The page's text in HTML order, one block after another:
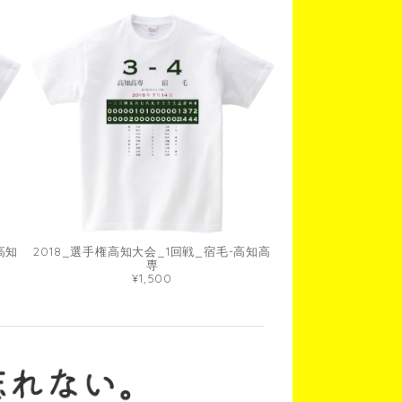
知
2018_選手権高知大会_1回戦_宿毛-高知高
専
¥1,500